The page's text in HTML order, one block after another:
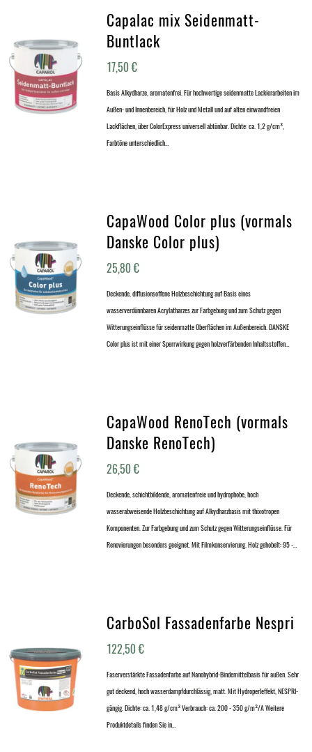
Capalac mix Seidenmatt-
Buntlack
17,50€
Basis Alkydharze, aromatenfrei. Für hochwertige seidenmatte Lackierarbeiten im
Außen- und Innenbereich, für Holz und Metall und auf alten einwandfreien
Lackflächen, über ColorExpress universell abtönbar. Dichte: ca. 1,2 g/cm³,
Farbtöne unterschiedlich…
CapaWood Color plus (vormals
Danske Color plus)
25,80€
Deckende, diffusionsoffene Holzbeschichtung auf Basis eines
wasserverdünnbaren Acrylatharzes zur Farbgebung und zum Schutz gegen
Witterungseinflüsse für seidenmatte Oberflächen im Außenbereich. DANSKE
Color plus ist mit einer Sperrwirkung gegen holzverfärbenden Inhaltsstoffen…
CapaWood RenoTech (vormals
Danske RenoTech)
26,50€
Deckende, schichtbildende, aromatenfreie und hydrophobe, hoch
wasserabweisende Holzbeschichtung auf Alkydharzbasis mit thixotropen
Komponenten. Zur Farbgebung und zum Schutz gegen Witterungseinflüsse. Für
Renovierungen besonders geeignet. Mit Filmkonservierung. Holz gehobelt: 95 -…
CarboSol Fassadenfarbe Nespri
122,50€
Faserverstärkte Fassadenfarbe auf Nanohybrid-Bindemittelbasis für außen. Sehr
gut deckend, hoch wasserdampfdurchlässig, matt. Mit Hydroperleffekt, NESPRI-
gängig. Dichte: ca. 1,48 g/cm³ Verbrauch: ca. 200 - 350 g/m²/A Weitere
Produktdetails finden Sie in…